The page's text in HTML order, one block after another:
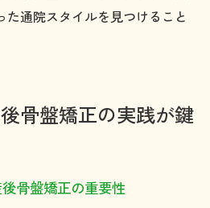
た通院スタイルを見つけること
骨盤矯正の実践が鍵
骨盤矯正の重要性